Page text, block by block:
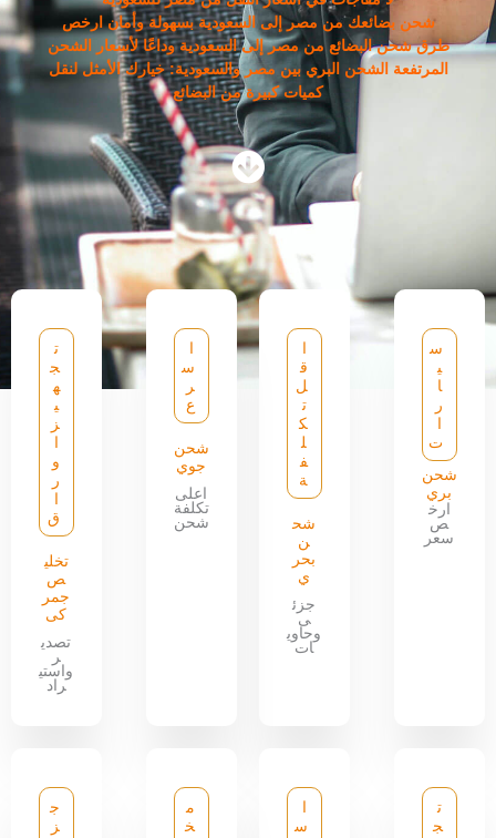
شحن بضائعك من مصر إلى السعودية بسهولة وأمان ارخص
طرق شحن البضائع من مصر إلى السعودية وداعًا لأسعار الشحن
المرتفعة الشحن البري بين مصر والسعودية: خيارك الأمثل لنقل
كميات كبيرة من البضائع
س
ي
ا
ر
ت
شحن
بري
ارخ
ص
سعر
ق
ل
ت
ك
ل
ف
ة
شح
ن
بحر
ي
جزئ
ى
وحاوي
ات
س
ر
ع
شحن
جوي
اعلى
تكلفة
شحن
ت
ج
ه
ي
ز
و
ر
ق
تخلي
ص
جمر
كى
تصدي
ر
واستي
راد
ت
ج
س
م
خ
ج
ز